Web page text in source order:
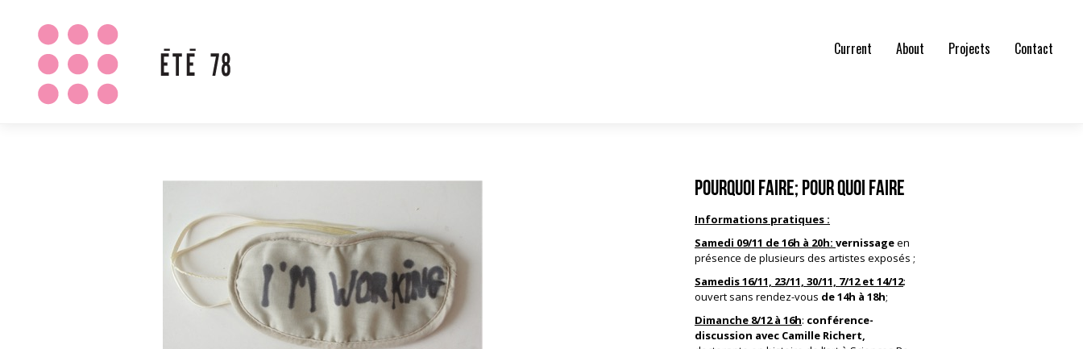
Current About Projects Contact
Pourquoi faire; Pour quoi faire
Informations pratiques :
Samedi 09/11 de 16h à 20h: vernissageen
présence de plusieurs des artistes exposés ;
Samedis 16/11, 23/11, 30/11, 7/12 et 14/12:
ouvert sans rendez-vous de 14h à 18h;
Dimanche 8/12 à 16h: conférence-
discussion avec Camille Richert,